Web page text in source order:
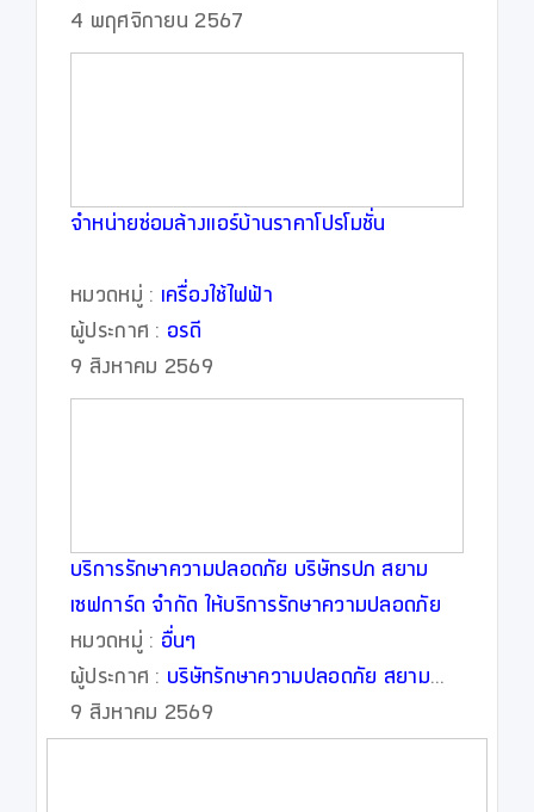
4 พฤศจิกายน 2567
จำหน่ายซ่อมล้างแอร์บ้านราคาโปรโมชั่น
หมวดหมู่ : เครื่องใช้ไฟฟ้า
ผู้ประกาศ : อรดี
9 สิงหาคม 2569
บริการรักษาความปลอดภัย บริษัทรปภ สยาม
เซฟการ์ด จำกัด ให้บริการรักษาความปลอดภัย
ทุกรูปแบบ พนักงานรปภ.ทุกนายผ่านการอบรม
และมีใบประกอบวิชาชีพทุกนาย
หมวดหมู่ : อื่นๆ
ผู้ประกาศ : บริษัทรักษาความปลอดภัย สยาม
เซฟการ์ด จำกัด
9 สิงหาคม 2569